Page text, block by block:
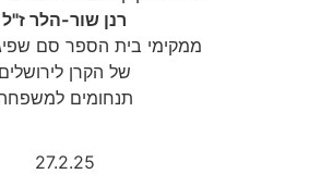
רנן שור-הלר ז"ל
ממקימי בית הספר סם
של הקרן לירושלים
תנחומים
27.2.25